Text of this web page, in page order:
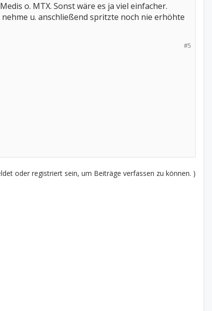
o. MTX. Sonst wäre es ja viel einfacher.
u. anschließend spritzte noch nie erhöhte
#5
oder registriert sein, um Beiträge verfassen zu können. )